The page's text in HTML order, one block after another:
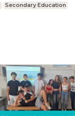
Secondary Education